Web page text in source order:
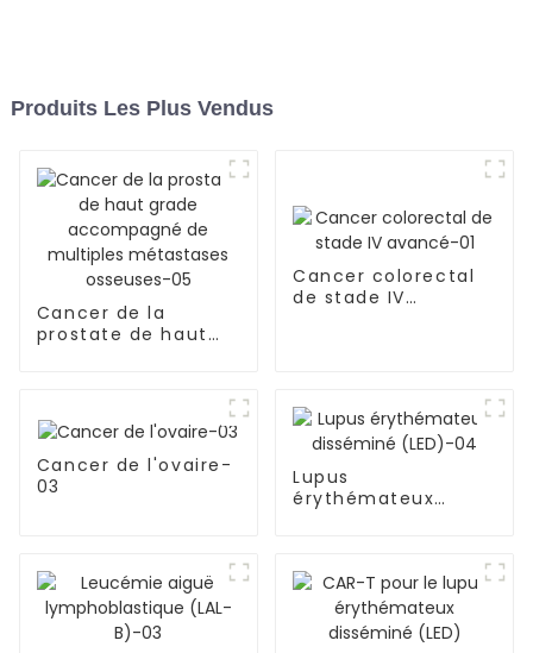
Produits Les Plus Vendus
Cancer de la
prostate de haut
osseuses-05
Cancer colorectal
de stade IV
Cancer de l'ovaire-
03
Lupus
érythémateux